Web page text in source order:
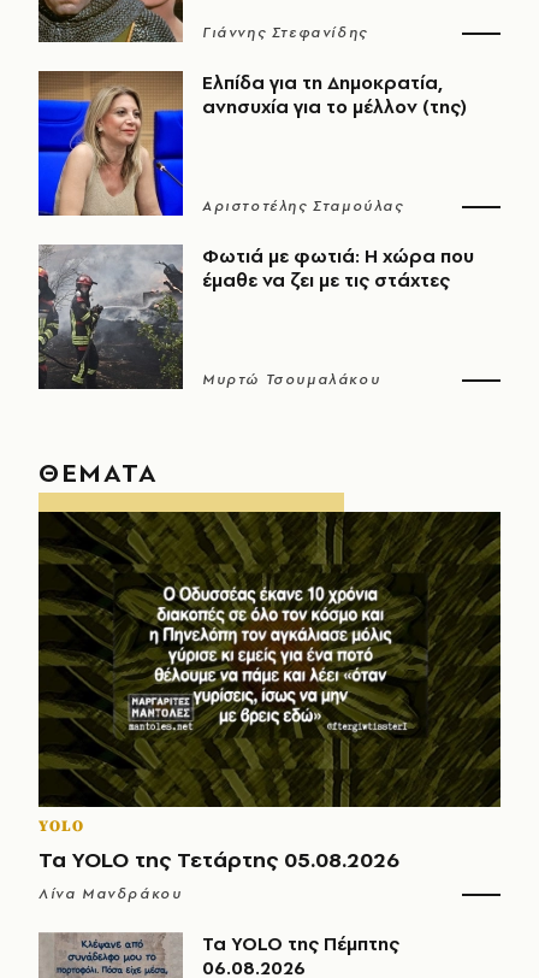
Γιάννης Στεφανίδης
Ελπίδα για τη Δημοκρατία,
ανησυχία για το μέλλον (της)
Αριστοτέλης Σταμούλας
Φωτιά με φωτιά: Η χώρα που
έμαθε να ζει με τις στάχτες
Μυρτώ Τσουμαλάκου
ΘΕΜΑΤΑ
YOLO
Τα YOLO της Τετάρτης 05.08.2026
Λίνα Μανδράκου
Τα YOLO της Πέμπτης
06.08.2026